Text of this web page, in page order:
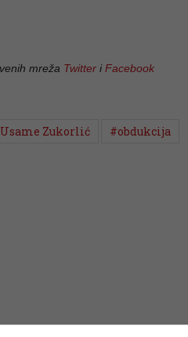
mreža Twitter iFacebook
Zukorlić #obdukcija